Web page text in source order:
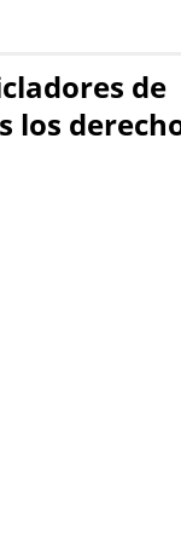
de
los